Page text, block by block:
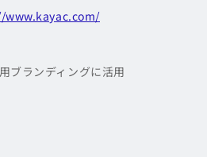
ブランディングに活用